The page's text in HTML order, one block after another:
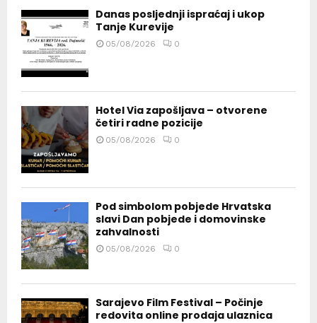
Danas posljednji ispraćaj i ukop
Tanje Kurevije
05/08/2026 0
Hotel Via zapošljava – otvorene
četiri radne pozicije
05/08/2026 0
Pod simbolom pobjede Hrvatska
slavi Dan pobjede i domovinske
zahvalnosti
05/08/2026 0
Sarajevo Film Festival – Počinje
redovita online prodaja ulaznica